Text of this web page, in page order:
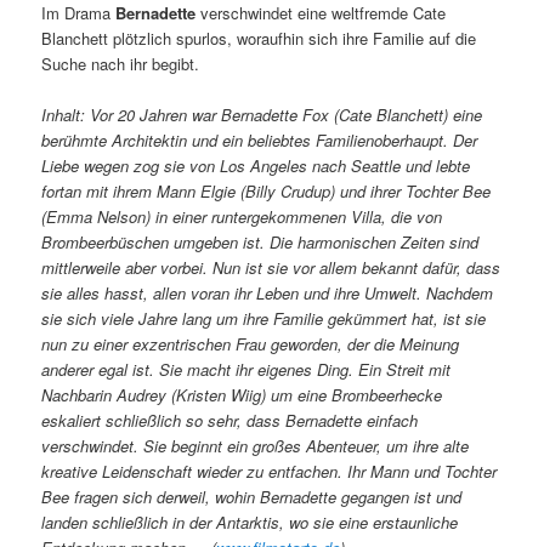
Im Drama Bernadetteverschwindet eine weltfremde Cate
Blanchett plötzlich spurlos, woraufhin sich ihre Familie auf die
Suche nach ihr begibt.
Inhalt: Vor 20 Jahren war Bernadette Fox (Cate Blanchett) eine
berühmte Architektin und ein beliebtes Familienoberhaupt. Der
Liebe wegen zog sie von Los Angeles nach Seattle und lebte
fortan mit ihrem Mann Elgie (Billy Crudup) und ihrer Tochter Bee
(Emma Nelson) in einer runtergekommenen Villa, die von
Brombeerbüschen umgeben ist. Die harmonischen Zeiten sind
mittlerweile aber vorbei. Nun ist sie vor allem bekannt dafür, dass
sie alles hasst, allen voran ihr Leben und ihre Umwelt. Nachdem
sie sich viele Jahre lang um ihre Familie gekümmert hat, ist sie
nun zu einer exzentrischen Frau geworden, der die Meinung
anderer egal ist. Sie macht ihr eigenes Ding. Ein Streit mit
Nachbarin Audrey (Kristen Wiig) um eine Brombeerhecke
eskaliert schließlich so sehr, dass Bernadette einfach
verschwindet. Sie beginnt ein großes Abenteuer, um ihre alte
kreative Leidenschaft wieder zu entfachen. Ihr Mann und Tochter
Bee fragen sich derweil, wohin Bernadette gegangen ist und
landen schließlich in der Antarktis, wo sie eine erstaunliche